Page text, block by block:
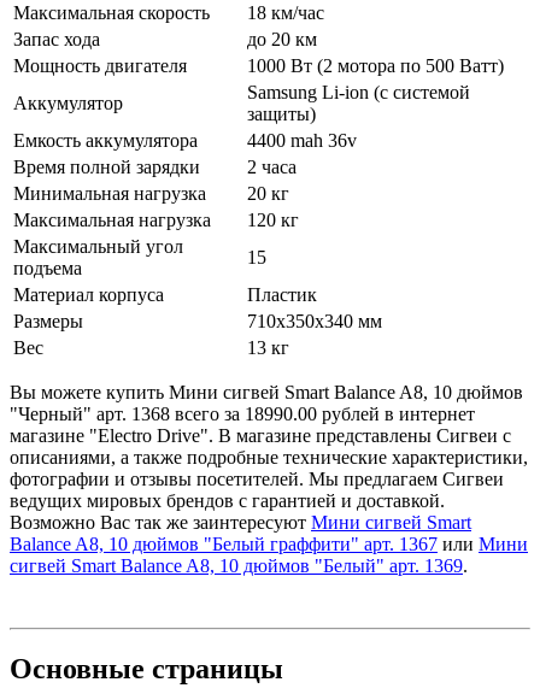
Максимальная скорость
18 км/час
Запас хода
до 20 км
Мощность двигателя
1000 Вт (2 мотора по 500 Ватт)
Аккумулятор
Samsung Li-ion (с системой
защиты)
Емкость аккумулятора
4400 mah 36v
Время полной зарядки
2 часа
Минимальная нагрузка
20 кг
Максимальная нагрузка
120 кг
Максимальный угол
подъема
15
Материал корпуса
Пластик
Размеры
710х350х340 мм
Вес
13 кг
Вы можете купить Мини сигвей Smart Balance A8, 10 дюймов
"Черный" арт. 1368 всего за 18990.00 рублей в интернет
магазине "Electro Drive". В магазине представлены Сигвеи с
описаниями, а также подробные технические характеристики,
фотографии и отзывы посетителей. Мы предлагаем Сигвеи
ведущих мировых брендов с гарантией и доставкой.
Возможно Вас так же заинтересуют Мини сигвей Smart
Balance A8, 10 дюймов "Белый граффити" арт. 1367 или Мини
сигвей Smart Balance A8, 10 дюймов "Белый" арт. 1369.
Основные страницы